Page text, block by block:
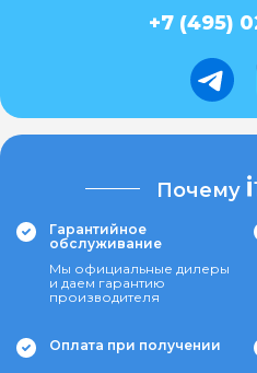
+7 (495)
Почему
Гарантийное
обслуживание
Мы официальные дилеры
и даем гарантию
производителя
Оплата при получении